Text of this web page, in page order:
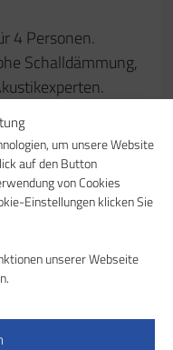
um unsere Website
auf den Button
von Cookies
Einstellungen klicken Sie
unserer Webseite